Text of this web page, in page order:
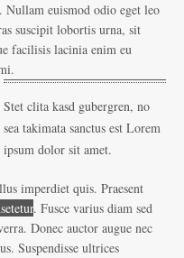
Nullam euismod odio eget leo
suscipit lobortis urna, sit
facilisis lacinia enim eu
Stet clita kasd gubergren, no
sea takimata sanctus est Lorem
ipsum dolor sit amet.
imperdiet quis. Praesent
. Fusce varius diam sed
Donec auctor augue nec
Suspendisse ultrices